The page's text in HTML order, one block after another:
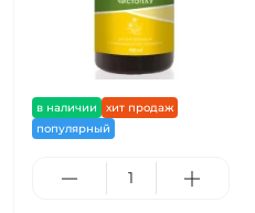
в наличии
хит продаж
популярный